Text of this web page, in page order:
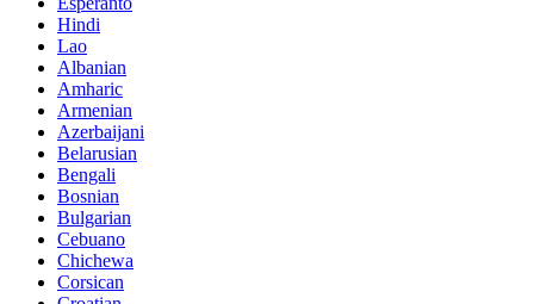
Hindi
Lao
Albanian
Amharic
Armenian
Azerbaijani
Belarusian
Bengali
Bosnian
Bulgarian
Cebuano
Chichewa
Corsican